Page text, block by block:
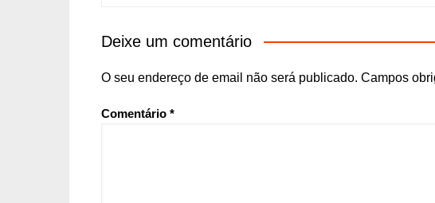
Deixe um comentário
O seu endereço de email não será publicado. Campos
Comentário *